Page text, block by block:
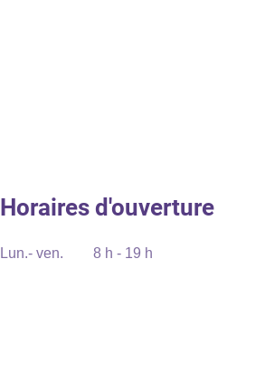
Horaires d'ouverture
Lun.- ven.
8 h - 19 h